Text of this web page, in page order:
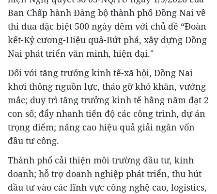
Ban Chấp hành Đảng bộ thành phố Đồng Nai về
thi đua đặc biệt 500 ngày đêm với chủ đề “Đoàn
kết-Kỷ cương-Hiệu quả-Bứt phá, xây dựng Đồng
Nai phát triển văn minh, hiện đại."
Đối với tăng trưởng kinh tế-xã hội, Đồng Nai
khơi thông nguồn lực, tháo gỡ khó khăn, vướng
mắc; duy trì tăng trưởng kinh tế hằng năm đạt 2
con số; đẩy nhanh tiến độ các công trình, dự án
trọng điểm; nâng cao hiệu quả giải ngân vốn
đầu tư công.
Thành phố cải thiện môi trường đầu tư, kinh
doanh; hỗ trợ doanh nghiệp phát triển, thu hút
đầu tư vào các lĩnh vực công nghệ cao, logistics,